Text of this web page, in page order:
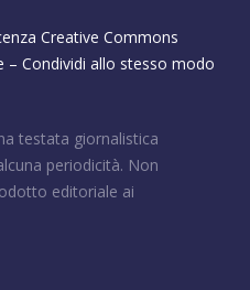
Creative Commons
Condividi allo stesso modo
testata giornalistica
periodicità. Non
editoriale ai